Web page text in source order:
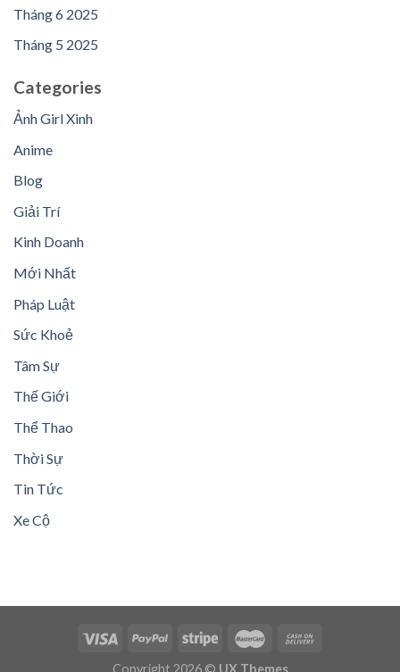
Tháng 6 2025
Tháng 5 2025
Categories
Ảnh Girl Xinh
Anime
Blog
Giải Trí
Kinh Doanh
Mới Nhất
Pháp Luật
Sức Khoẻ
Tâm Sự
Thế Giới
Thể Thao
Thời Sự
Tin Tức
Xe Cộ
Copyright 2026 © UX Themes